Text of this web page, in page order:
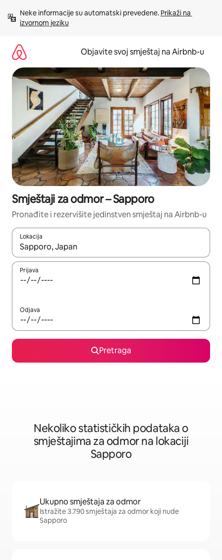
sadržaj
Neke informacije su automatski prevedene. Prikaži na
izvornom jeziku
Objavite svoj smještaj na Airbnb-u
Smještaji za odmor – Sapporo
Pronađite i rezervišite jedinstven smještaj na Airbnb-u
Lokacija
Kad su rezultati dostupni, možete da se krećete kroz njih
Prijava
Odjava
Pretraga
Nekoliko statističkih podataka o
smještajima za odmor na lokaciji
Sapporo
Ukupno smještaja za odmor
Istražite 3.790 smještaja za odmor koji nude
Sapporo